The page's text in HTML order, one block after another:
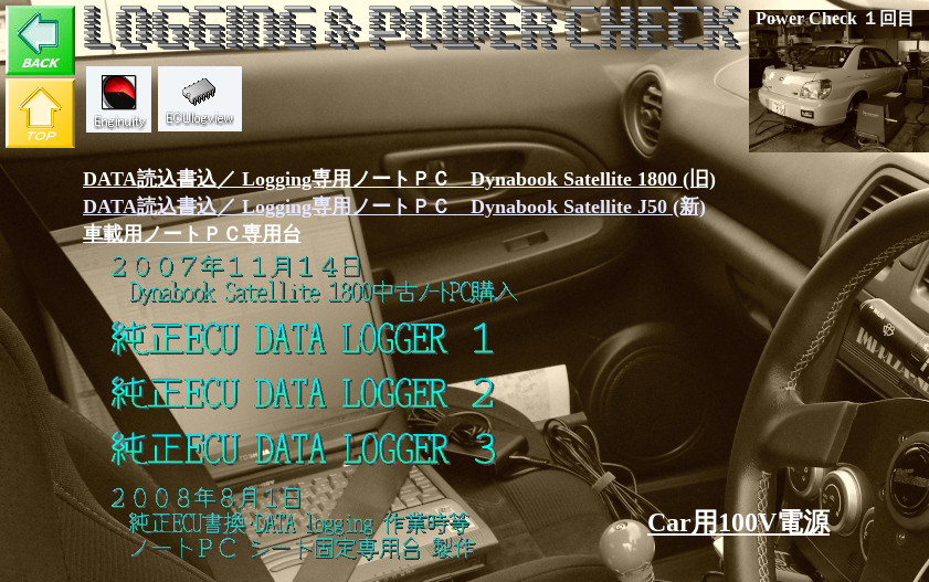
Power Check １回目
DATA読込書込／ Logging専用ノートＰＣ Dynabook Satellite 1800 (旧)
Car用100V電源
DATA読込書込／ Logging専用ノートＰＣ Dynabook Satellite J50 (新)
車載用ノートＰＣ専用台